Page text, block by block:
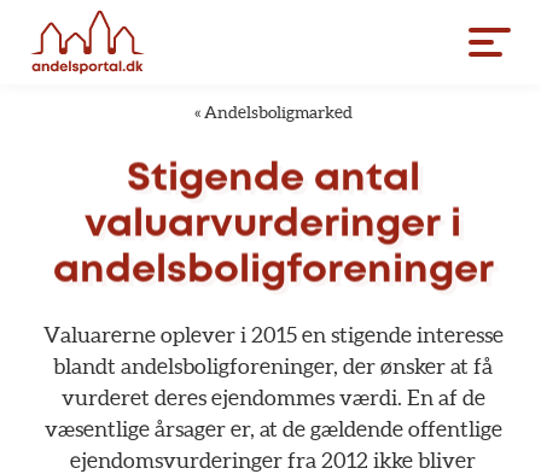
« Andelsboligmarked
Stigende antal
valuarvurderinger i
andelsboligforeninger
Valuarerne oplever i 2015 en stigende interesse
blandt andelsboligforeninger, der ønsker at få
vurderet deres ejendommes værdi. En af de
væsentlige årsager er, at de gældende offentlige
ejendomsvurderinger fra 2012 ikke bliver